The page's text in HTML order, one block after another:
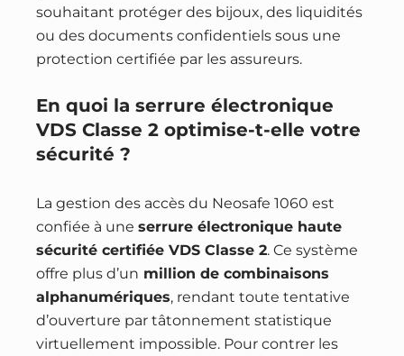
souhaitant protéger des bijoux, des liquidités
ou des documents confidentiels sous une
protection certifiée par les assureurs.
En quoi la serrure électronique
VDS Classe 2 optimise-t-elle votre
sécurité ?
La gestion des accès du Neosafe 1060 est
confiée à une serrure électronique haute
sécurité certifiée VDS Classe 2. Ce système
offre plus d’un million de combinaisons
alphanumériques, rendant toute tentative
d’ouverture par tâtonnement statistique
virtuellement impossible. Pour contrer les